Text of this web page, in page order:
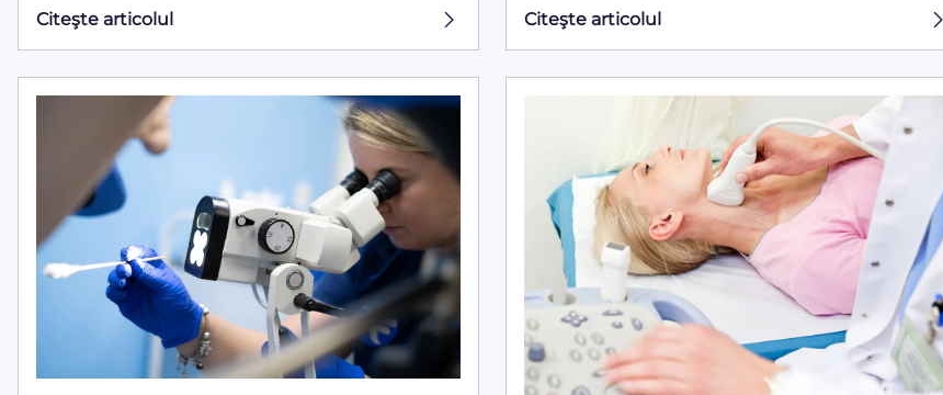
Citeşte articolul Citeşte articolul